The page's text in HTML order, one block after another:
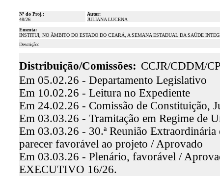
Nº do Proj.:
48/26
Autor:
JULIANA LUCENA
Ementa:
INSTITUI, NO ÂMBITO DO ESTADO DO CEARÁ, A SEMANA ESTADUAL DA SAÚDE
Descrição:
Distribuição/Comissões: CCJR/CDDM/
Em 05.02.26 - Departamento Legislativo
Em 10.02.26 - Leitura no Expediente
Em 24.02.26 - Comissão de Constituição,
Em 03.03.26 - Tramitação em Regime de
Em 03.03.26 - 30.ª Reunião
parecer favorável ao projeto / Aprovado
Em 03.03.26 - Plenário, favorável /
EXECUTIVO 16/26.